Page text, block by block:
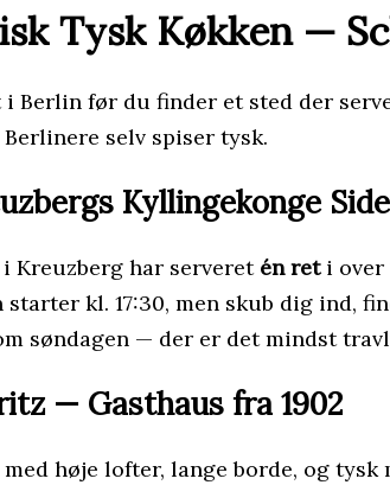
Tysk Køkken —
Berlin før du finder et sted der
selv spiser tysk.
Kyllingekonge
Kreuzberg har serveret én reti over
starter kl. 17:30, men skub dig ind,
søndagen — der er det mindst
— Gasthaus fra 1902
høje lofter, lange borde, og